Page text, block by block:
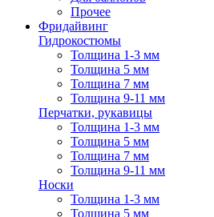
Прочее
Фридайвинг
Гидрокостюмы
Толщина 1-3 мм
Толщина 5 мм
Толщина 7 мм
Толщина 9-11 мм
Перчатки, рукавицы
Толщина 1-3 мм
Толщина 5 мм
Толщина 7 мм
Толщина 9-11 мм
Носки
Толщина 1-3 мм
Толщина 5 мм